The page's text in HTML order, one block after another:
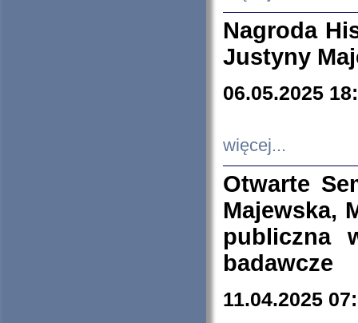
Nagroda
Justyny
06.05.2025
więcej...
Otwarte
Majewska,
publiczna
badawcze
11.04.2025